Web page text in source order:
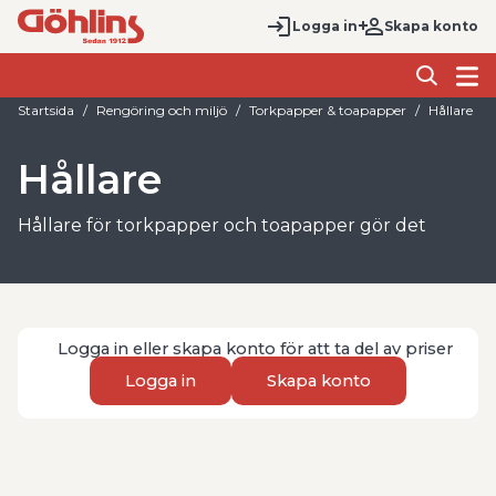
Logga in Skapa konto
Startsida Rengöring och miljö Torkpapper & toapapper Hållare
Hållare
Hållare för torkpapper och toapapper gör det
organiserad arbetsplats. De används för att hålla
och personalutrymmen.
När använder man hållare för torkpapper och
Logga in eller skapa konto för att ta del av priser
Logga in
Skapa konto